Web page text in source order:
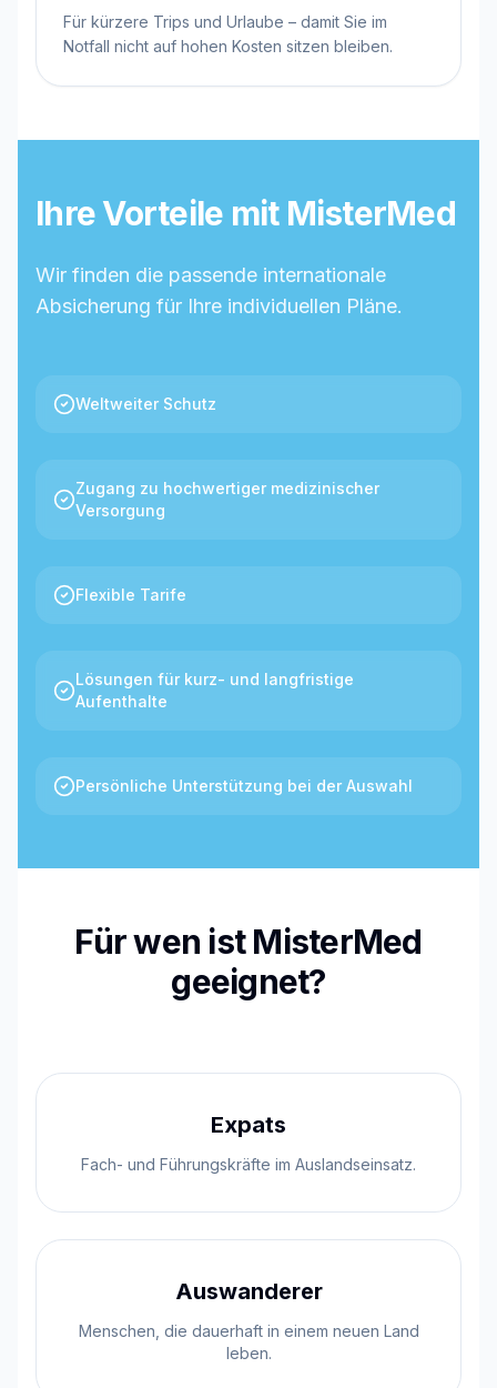
Für kürzere Trips und Urlaube – damit Sie im
Notfall nicht auf hohen Kosten sitzen bleiben.
Ihre Vorteile mit MisterMed
Wir finden die passende internationale
Absicherung für Ihre individuellen Pläne.
Weltweiter Schutz
Zugang zu hochwertiger medizinischer
Versorgung
Flexible Tarife
Lösungen für kurz- und langfristige
Aufenthalte
Persönliche Unterstützung bei der Auswahl
Für wen ist MisterMed
geeignet?
Expats
Fach- und Führungskräfte im Auslandseinsatz.
Auswanderer
Menschen, die dauerhaft in einem neuen Land
leben.